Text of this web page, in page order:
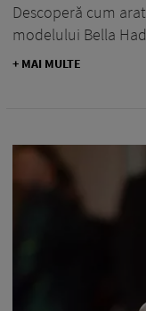
Descoperă cum
modelului Bella
+ MAI MULTE